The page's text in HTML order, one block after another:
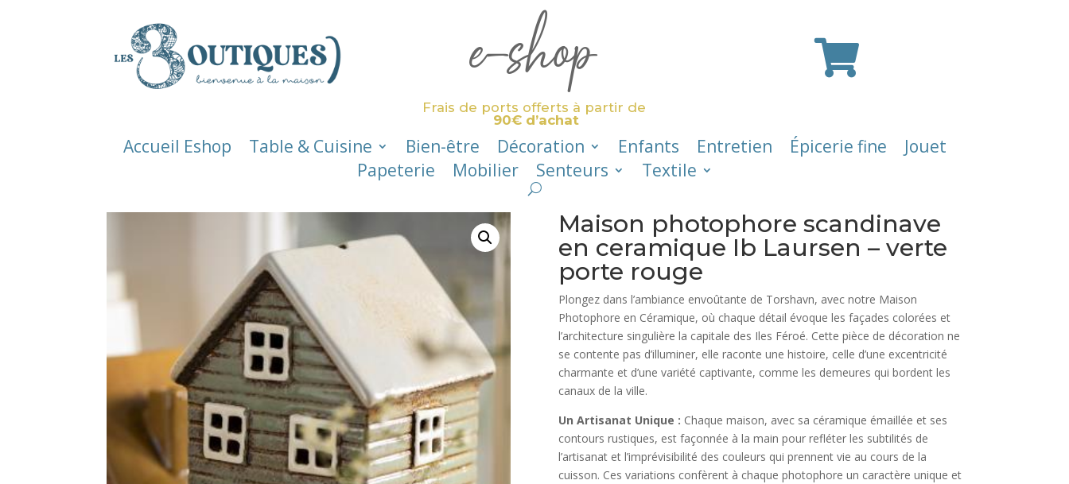
e-shop
Frais de ports offerts à partir de
90€ d’achat

Accueil Eshop Table & Cuisine Bien-être Décoration Enfants Entretien Épicerie fine
Jouet
Papeterie
Mobilier Senteurs Textile
Maison photophore scandinave
en ceramique Ib Laursen – verte
porte rouge
Plongez dans l’ambiance envoûtante de Torshavn, avec notre Maison
Photophore en Céramique, où chaque détail évoque les façades colorées et
l’architecture singulière la capitale des Iles Féroé. Cette pièce de décoration ne
se contente pas d’illuminer, elle raconte une histoire, celle d’une excentricité
charmante et d’une variété captivante, comme les demeures qui bordent les
canaux de la ville.
Un Artisanat Unique : Chaque maison, avec sa céramique émaillée et ses
contours rustiques, est façonnée à la main pour refléter les subtilités de
l’artisanat et l’imprévisibilité des couleurs qui prennent vie au cours de la
cuisson. Ces variations confèrent à chaque photophore un caractère unique et